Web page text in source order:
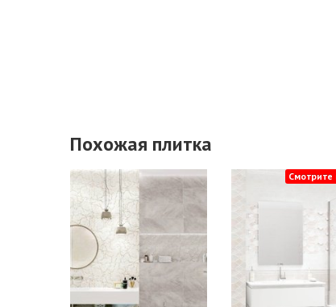
Похожая плитка
Смотрите